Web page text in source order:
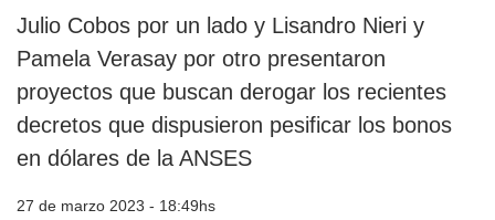
Julio Cobos por un lado y Lisandro Nieri y
Pamela Verasay por otro presentaron
proyectos que buscan derogar los recientes
decretos que dispusieron pesificar los bonos
en dólares de la ANSES
27 de marzo 2023 - 18:49hs